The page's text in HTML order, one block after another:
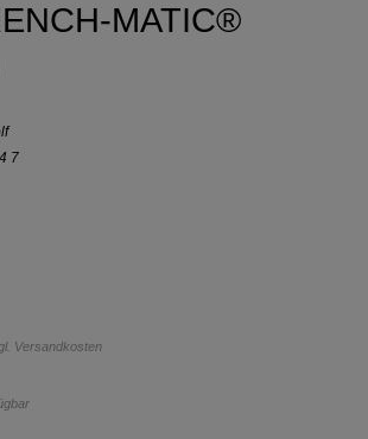
MATIC®
7
Versandkosten